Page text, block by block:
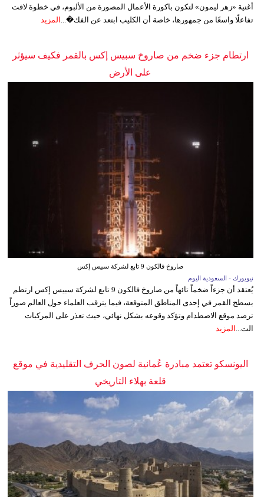
أغنية «زهر ليمون» لتكون باكورة الأعمال المصورة من الألبوم، في خطوة لاقت
تفاعلًا واسعًا من جمهورها، خاصة أن الكليب ابتعد عن الفك�...
المزيد
ارتطام جزء ضخم من صاروخ سبيس إكس بالقمر فكيف سيؤثر
على الأرض
صاروخ فالكون 9 تابع لشركة سبيس إكس
نيويورك - السعودية اليوم
يُعتقد أن جزءاً ضخماً تائهاً من صاروخ فالكون 9 تابع لشركة سبيس إكس ارتطم
بسطح القمر في إحدى المناطق المتوقعة، فيما يترقب العلماء حول العالم صوراً
ترصد موقع الاصطدام وتؤكد وقوعه بشكل نهائي، حيث تعذر على المركبات
الت... المزيد
اليونسكو تعتمد مبادرة عُمانية لصون الحرف التقليدية في موقع
قلعة بهلاء التاريخي